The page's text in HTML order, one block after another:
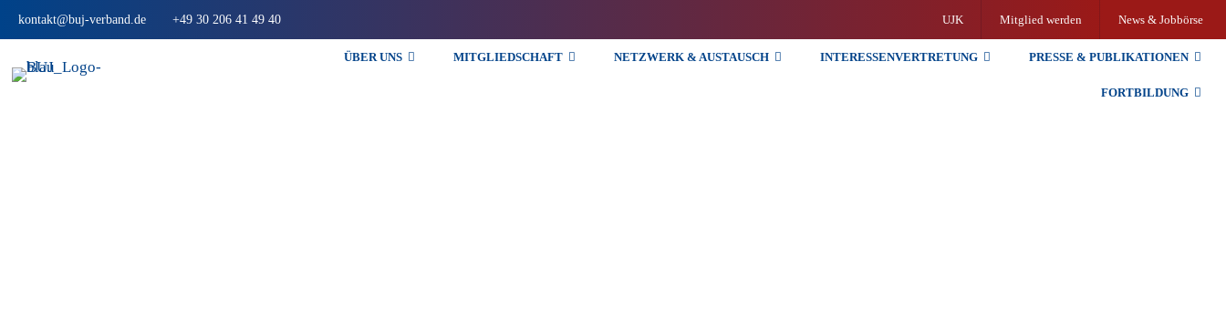
kontakt@buj-verband.de +49 30 206 41 49 40 UJK Mitglied werden News & Jobbörse
ÜBER UNS MITGLIEDSCHAFT NETZWERK & AUSTAUSCH INTERESSENVERTRETUNG PRESSE & PUBLIKATIONEN
FORTBILDUNG